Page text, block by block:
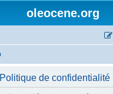
oleocene.org
de confidentialité